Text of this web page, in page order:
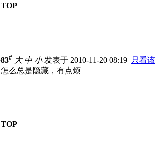
TOP
83# 大 中 小发表于 2010-11-20 08:19 只看
怎么总是隐藏，有点烦
TOP